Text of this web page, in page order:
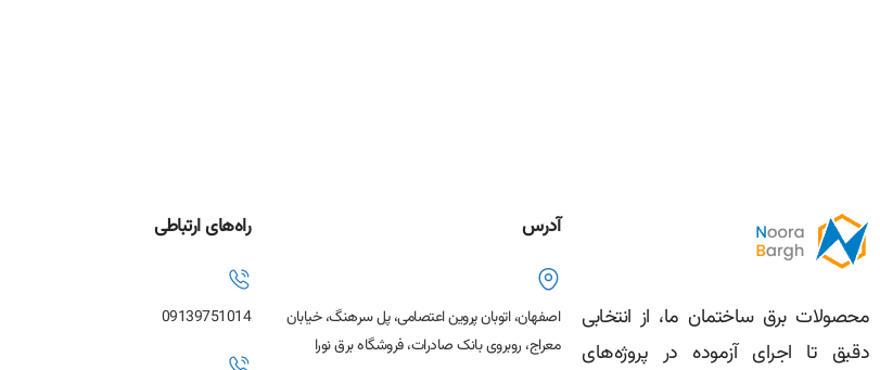
محصولات برق ساختمان ما، از انتخابی
دقیق تا اجرای آزموده در پروژه‌های
آدرس
اصفهان، اتوبان پروین اعتصامی، پل سرهنگ، خیابان
معراج، روبروی بانک صادرات، فروشگاه برق نورا
راه‌های ارتباطی
09139751014